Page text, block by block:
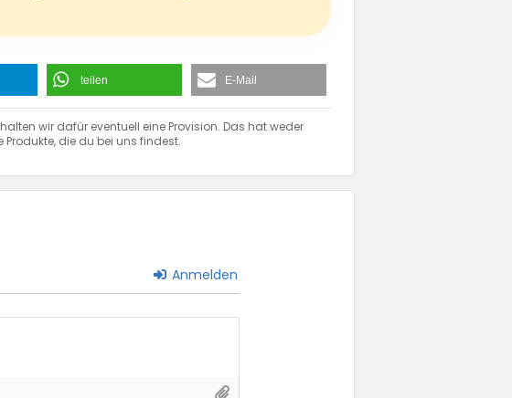
teilen E-Mail
wir dafür eventuell eine Provision. Das hat weder
die du bei uns findest.
Anmelden